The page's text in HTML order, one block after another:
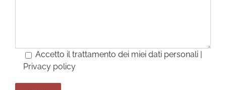
Accetto il trattamento dei miei dati personali |
Privacy policy